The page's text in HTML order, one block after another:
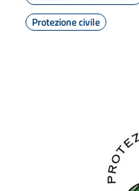
Protezione civile